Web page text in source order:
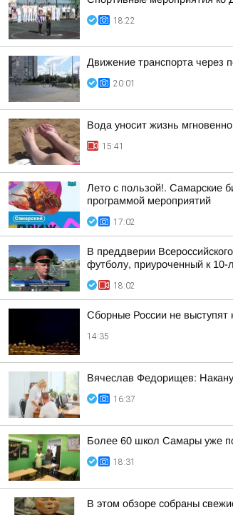
18:22
Движение транспорта через
20:01
Вода уносит жизнь
15:41
Лето с пользой!. Самарские
программой мероприятий
17:02
В преддверии
футболу, приуроченный к
18:02
Сборные России не
14:35
Вячеслав Федорищев:
16:37
Более 60 школ Самары уже
18:31
В этом обзоре собраны